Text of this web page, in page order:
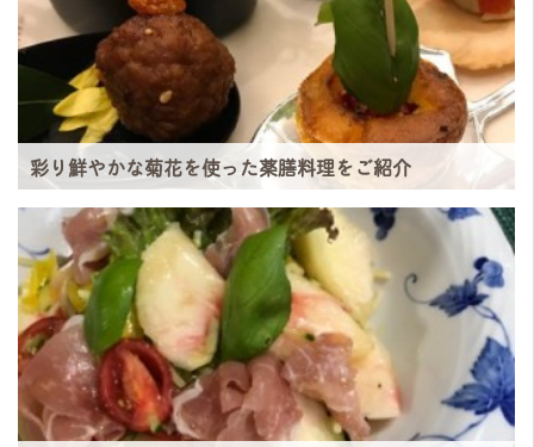
彩り鮮やかな菊花を使った薬膳料理をご紹介